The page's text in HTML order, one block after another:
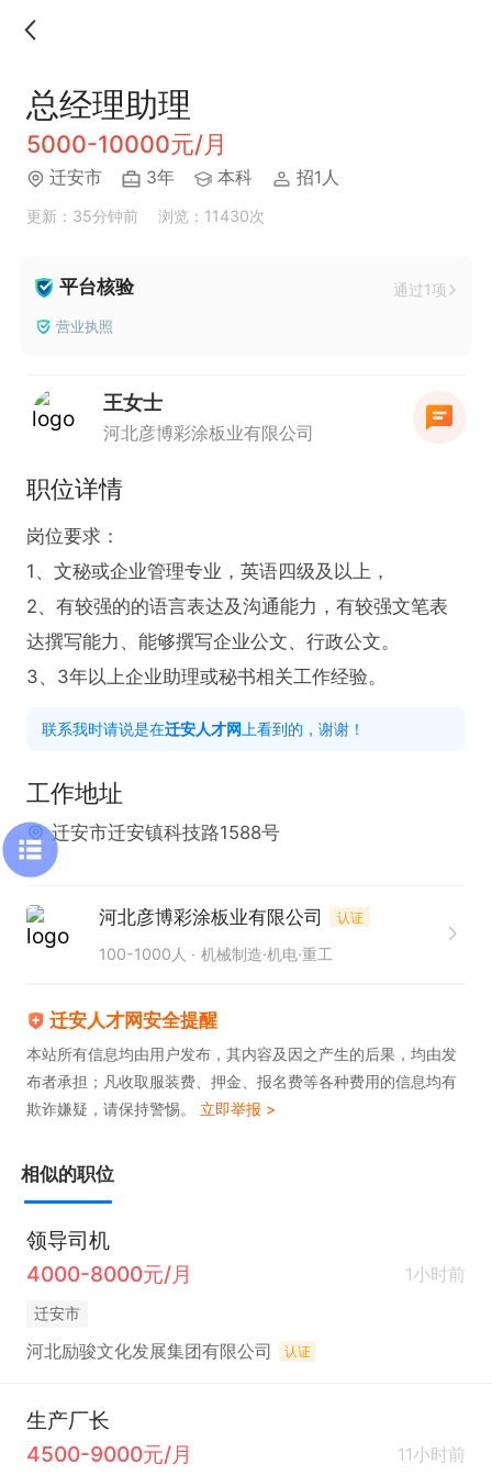
总经理助理
5000-10000元/月
迁安市 3年 本科 招1人
更新：35分钟前 浏览：11430次
平台核验 通过1项
营业执照
王女士
河北彦博彩涂板业有限公司
职位详情
岗位要求：
1、文秘或企业管理专业，英语四级及以上，
2、有较强的的语言表达及沟通能力，有较强文笔表
达撰写能力、能够撰写企业公文、行政公文。
3、3年以上企业助理或秘书相关工作经验。
联系我时请说是在迁安人才网 上看到的，谢谢！
工作地址
迁安市迁安镇科技路1588号
河北彦博彩涂板业有限公司 认证
100-1000人 机械制造·机电·重工
迁安人才网安全提醒
本站所有信息均由用户发布，其内容及因之产生的后果，均由发
布者承担；凡收取服装费、押金、报名费等各种费用的信息均有
欺诈嫌疑，请保持警惕。 立即举报 >
相似的职位
领导司机
4000-8000元/月
1小时前
迁安市
河北励骏文化发展集团有限公司 认证
生产厂长
4500-9000元/月
11小时前